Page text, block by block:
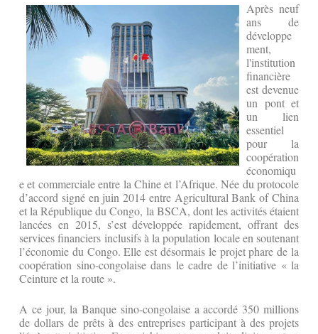
Après neuf
ans de
développe
ment,
l'institution
financière
est devenue
un pont et
un lien
essentiel
pour la
coopération
économiqu
e et commerciale entre la Chine et l’Afrique. Née du protocole
d’accord signé en juin 2014 entre Agricultural Bank of China
et la République du Congo, la BSCA, dont les activités étaient
lancées en 2015, s’est développée rapidement, offrant des
services financiers inclusifs à la population locale en soutenant
l’économie du Congo. Elle est désormais le projet phare de la
coopération sino-congolaise dans le cadre de l’initiative « la
Ceinture et la route ».
A ce jour, la Banque sino-congolaise a accordé 350 millions
de dollars de prêts à des entreprises participant à des projets